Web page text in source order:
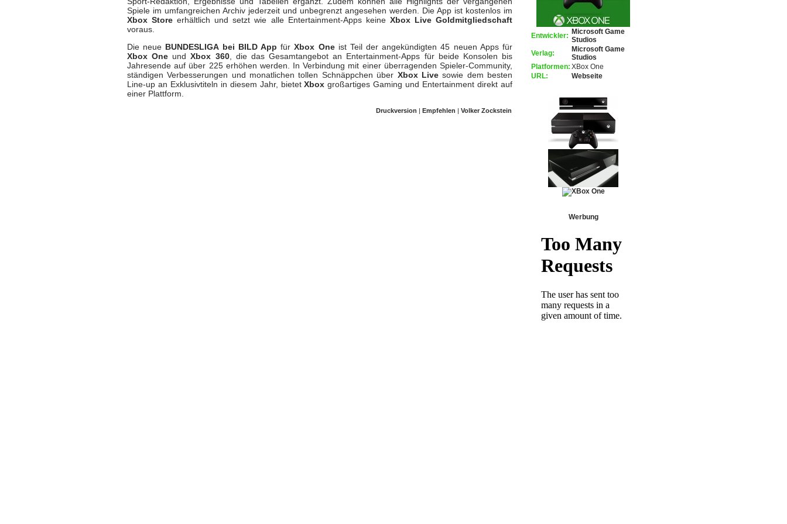
Spiele im umfangreichen Archiv jederzeit und unbegrenzt angesehen werden. Die App ist kostenlos im
Xbox Storeerhältlich und setzt wie alle Entertainment-Apps keineXbox Live Goldmitgliedschaft
voraus.
Die neue BUNDESLIGA bei BILD AppfürXbox One ist Teil der angekündigten 45 neuen Apps für
Xbox One und Xbox 360, die das Gesamtangebot an Entertainment-Apps für beide Konsolen bis
Jahresende auf über 225 erhöhen werden. In Verbindung mit einer überragenden Spieler-Community,
ständigen Verbesserungen und monatlichen tollen Schnäppchen über Xbox Livesowie dem besten
Line-up an Exklusivtiteln in diesem Jahr, bietetXboxgroßartiges Gaming und Entertainment direkt auf
einer Plattform.
Druckversion | Empfehlen | Volker Zockstein
Entwickler: Microsoft Game
Studios
Verlag:
Microsoft Game
Studios
Platformen: XBox One
URL:
Webseite
Werbung